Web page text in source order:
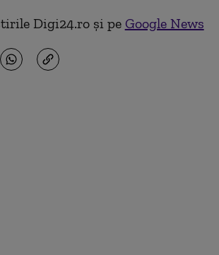
Digi24.ro și pe Google News